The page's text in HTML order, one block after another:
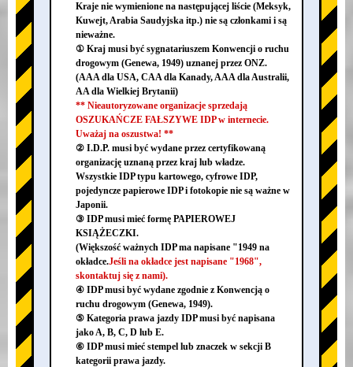
Kraje nie wymienione na następującej liście (Meksyk,
Kuwejt, Arabia Saudyjska itp.) nie są członkami i są
nieważne.
① Kraj musi być sygnatariuszem Konwencji o ruchu
drogowym (Genewa, 1949) uznanej przez ONZ.
(AAA dla USA, CAA dla Kanady, AAA dla Australii,
AA dla Wielkiej Brytanii)
** Nieautoryzowane organizacje sprzedają
OSZUKAŃCZE FAŁSZYWE IDP w internecie.
Uważaj na oszustwa! **
② I.D.P. musi być wydane przez certyfikowaną
organizację uznaną przez kraj lub władze.
Wszystkie IDP typu kartowego, cyfrowe IDP,
pojedyncze papierowe IDP i fotokopie nie są ważne w
Japonii.
③ IDP musi mieć formę PAPIEROWEJ
KSIĄŻECZKI.
(Większość ważnych IDP ma napisane "1949 na
okładce.Jeśli na okładce jest napisane "1968",
skontaktuj się z nami).
④ IDP musi być wydane zgodnie z Konwencją o
ruchu drogowym (Genewa, 1949).
⑤ Kategoria prawa jazdy IDP musi być napisana
jako A, B, C, D lub E.
⑥ IDP musi mieć stempel lub znaczek w sekcji B
kategorii prawa jazdy.